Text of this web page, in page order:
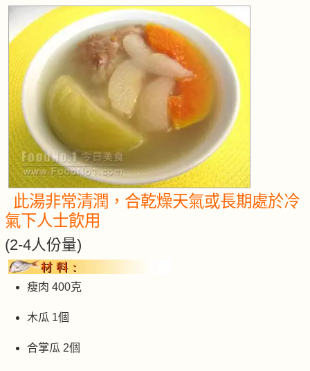
此湯非常清潤，合乾燥天氣或長期處於冷
氣下人士飲用
(2-4人份量)
瘦肉 400克
木瓜 1個
合掌瓜 2個